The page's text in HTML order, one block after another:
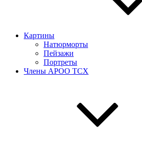
Картины
Натюрморты
Пейзажи
Портреты
Члены АРОО ТСХ